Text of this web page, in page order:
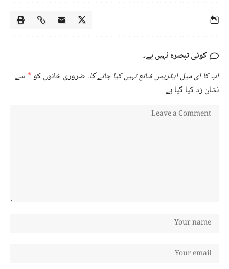
کوئی تبصرہ نہیں ہے۔
آپ کا ای میل ایڈریس شائع نہیں کیا جائے گا۔ضروری خانوں کو* سے
نشان زد کیا گیا ہے